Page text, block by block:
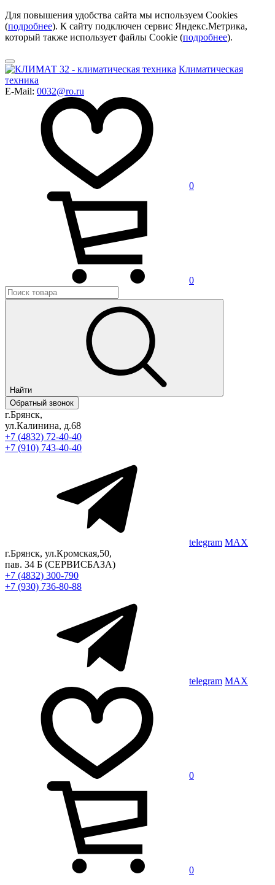
Для повышения удобства сайта мы используем Cookies
(подробнее). К сайту подключен сервис Яндекс.Метрика,
который также использует файлы Cookie (подробнее).
Климатическая
техника
E-Mail: 0032@ro.ru
0
0
Найти
Обратный звонок
г.Брянск,
ул.Калинина, д.68
+7 (4832) 72-40-40
+7 (910) 743-40-40
telegram MAX
г.Брянск, ул.Кромская,50,
пав. 34 Б (СЕРВИСБАЗА)
+7 (4832) 300-790
+7 (930) 736-80-88
telegram MAX
0
0